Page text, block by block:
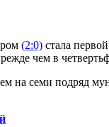
(2:0) стала
чем в
на семи подряд